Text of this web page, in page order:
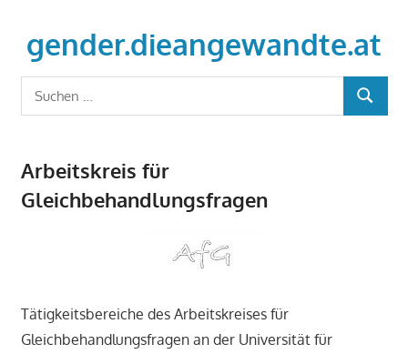
springengender.dieangewandte.at
Just
another
SUCHEN
Arbeitskreis für
Gleichbehandlungsfragen
Tätigkeitsbereiche des Arbeitskreises für
Gleichbehandlungsfragen an der Universität für